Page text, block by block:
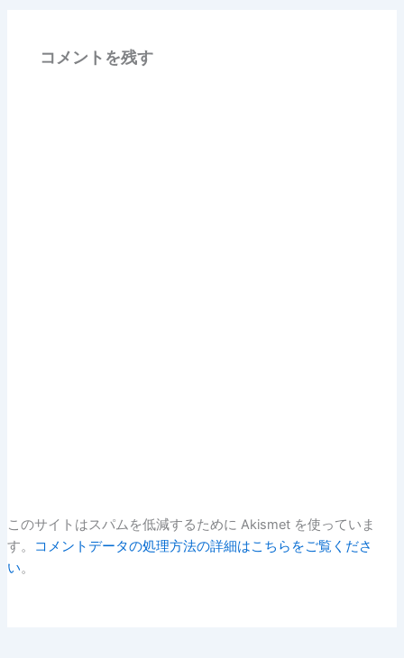
コメントを残す
このサイトはスパムを低減するために Akismet を使っていま
す。
コメントデータの処理方法の詳細はこちらをご覧くださ
い。